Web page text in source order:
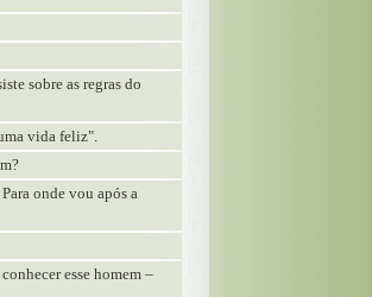
sobre as regras do
vida feliz".
onde vou após a
esse homem –